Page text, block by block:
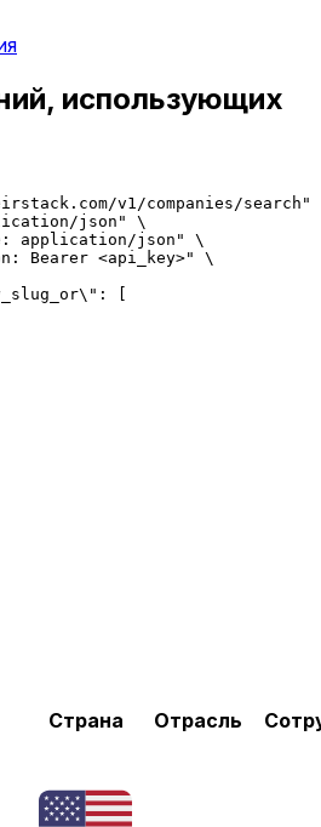
использующих
v1/companies/search"
json" \
application/json" \
Bearer <api_key>" \
[
Страна Отрасль